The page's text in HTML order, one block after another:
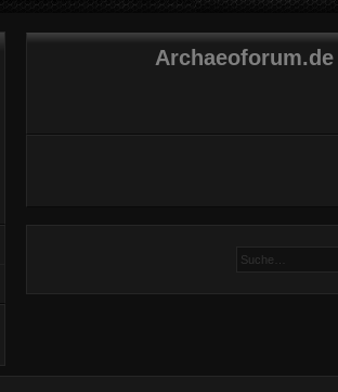
Archaeoforum.de